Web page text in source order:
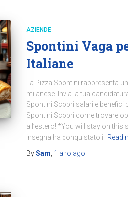
AZIENDE
Spontini Vaga
Italiane
La Pizza Spontini rappresenta
milanese. Invia la tua
Spontini!Scopri salari e benefici
Spontini!Scopri come trovare
all’estero! *You will stay on this
insegna ha conquistato il
Read
BySam 1 ano ago